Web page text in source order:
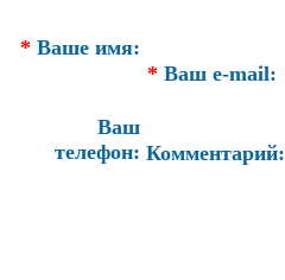
* Ваше имя:
* Ваш e-mail:
Ваш
телефон: Комментарий: